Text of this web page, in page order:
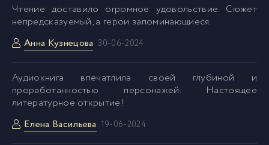
47 0047_Стервятник
48 0048_Стервятник
49 0049_Стервятник
Чтение доставило огромное удовольствие. Сюжет
непредсказуемый, а герои запоминающиеся.
Анна Кузнецова 30-06-2024
Аудиокнига впечатлила своей глубиной и
проработанностью персонажей. Настоящее
литературное открытие!
Елена Васильева 19-06-2024